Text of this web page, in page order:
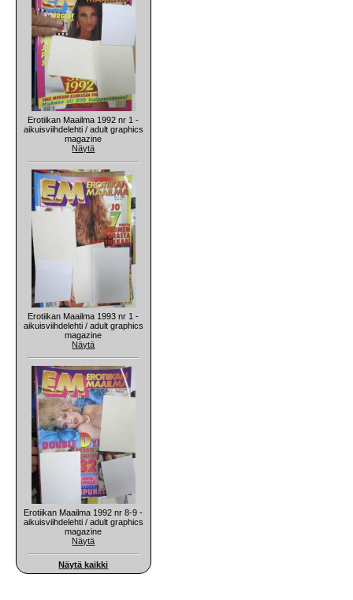
Erotiikan Maailma 1992 nr 1 -
aikuisviihdelehti / adult graphics
magazine
Näytä
Erotiikan Maailma 1993 nr 1 -
aikuisviihdelehti / adult graphics
magazine
Näytä
Erotiikan Maailma 1992 nr 8-9 -
aikuisviihdelehti / adult graphics
magazine
Näytä
Näytä kaikki